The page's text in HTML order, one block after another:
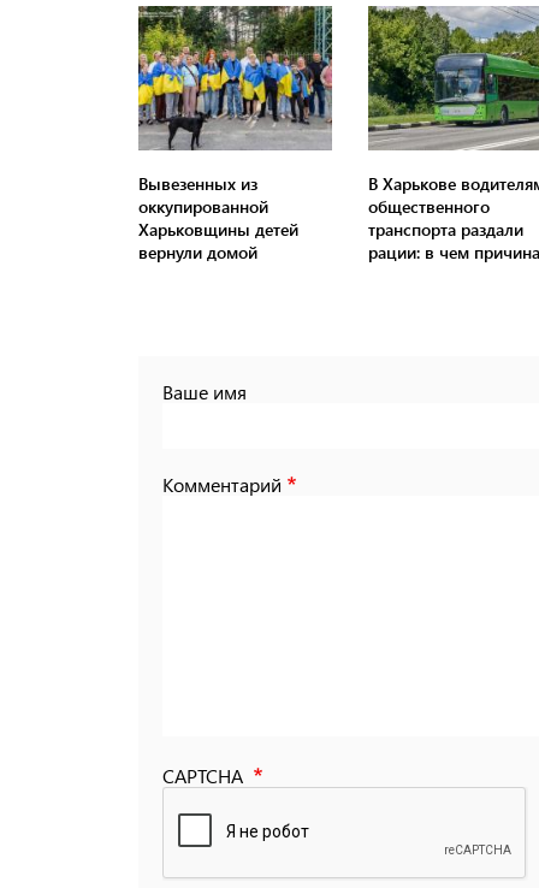
Вывезенных из
оккупированной
Харьковщины детей
вернули домой
В Харькове
общественного
транспорта раздали
рации: в чем причина
Ваше имя
Комментарий
CAPTCHA